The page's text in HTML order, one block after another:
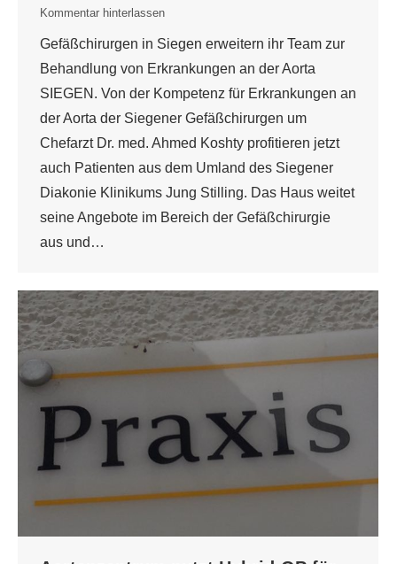
Kommentar hinterlassen
Gefäßchirurgen in Siegen erweitern ihr Team zur
Behandlung von Erkrankungen an der Aorta
SIEGEN. Von der Kompetenz für Erkrankungen an
der Aorta der Siegener Gefäßchirurgen um
Chefarzt Dr. med. Ahmed Koshty profitieren jetzt
auch Patienten aus dem Umland des Siegener
Diakonie Klinikums Jung Stilling. Das Haus weitet
seine Angebote im Bereich der Gefäßchirurgie
aus und…